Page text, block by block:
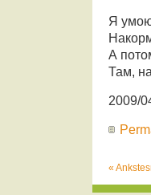
Я умою
А
Там,
2009/
«